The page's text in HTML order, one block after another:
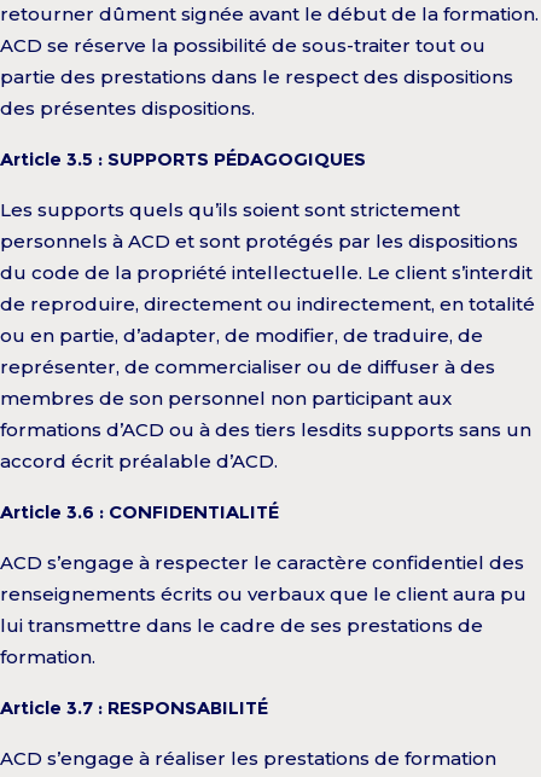
retourner dûment signée avant le début de la formation.
ACD se réserve la possibilité de sous-traiter tout ou
partie des prestations dans le respect des dispositions
des présentes dispositions.
Article 3.5 : SUPPORTS PÉDAGOGIQUES
Les supports quels qu’ils soient sont strictement
personnels à ACD et sont protégés par les dispositions
du code de la propriété intellectuelle. Le client s’interdit
de reproduire, directement ou indirectement, en totalité
ou en partie, d’adapter, de modifier, de traduire, de
représenter, de commercialiser ou de diffuser à des
membres de son personnel non participant aux
formations d’ACD ou à des tiers lesdits supports sans un
accord écrit préalable d’ACD.
Article 3.6 : CONFIDENTIALITÉ
ACD s’engage à respecter le caractère confidentiel des
renseignements écrits ou verbaux que le client aura pu
lui transmettre dans le cadre de ses prestations de
formation.
Article 3.7 : RESPONSABILITÉ
ACD s’engage à réaliser les prestations de formation